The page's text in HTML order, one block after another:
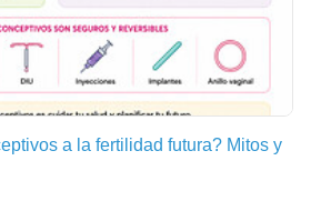
a la fertilidad futura? Mitos y